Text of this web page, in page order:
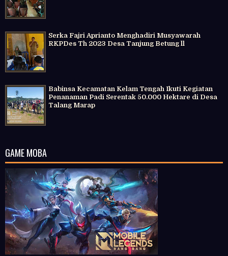
Serka Fajri Aprianto Menghadiri Musyawarah
RKPDes Th 2023 Desa Tanjung Betung ll
Babinsa Kecamatan Kelam Tengah Ikuti Kegiatan
Penanaman Padi Serentak 50.000 Hektare di Desa
Talang Marap
GAME MOBA